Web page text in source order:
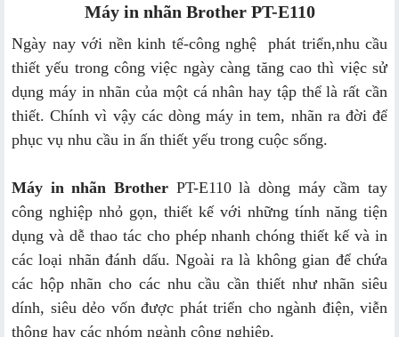
Máy in nhãn Brother PT-E110
Ngày nay với nền kinh tế-công nghệ phát triển,nhu cầu
thiết yếu trong công việc ngày càng tăng cao thì việc sử
dụng máy in nhãn của một cá nhân hay tập thể là rất cần
thiết. Chính vì vậy các dòng máy in tem, nhãn ra đời để
phục vụ nhu cầu in ấn thiết yếu trong cuộc sống.
Máy in nhãn Brother PT-E110 là dòng máy cầm tay
công nghiệp nhỏ gọn, thiết kế với những tính năng tiện
dụng và dễ thao tác cho phép nhanh chóng thiết kế và in
các loại nhãn đánh dấu. Ngoài ra là không gian để chứa
các hộp nhãn cho các nhu cầu cần thiết như nhãn siêu
dính, siêu dẻo vốn được phát triển cho ngành điện, viễn
thông hay các nhóm ngành công nghiệp.